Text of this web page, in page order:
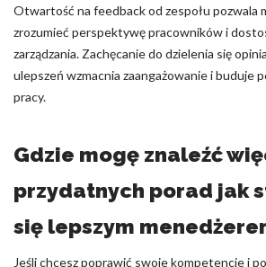
Otwartość na feedback od zespołu pozwala
zrozumieć perspektywę pracowników i
zarządzania. Zachęcanie do dzielenia się
ulepszeń wzmacnia zaangażowanie i buduje
pracy.
Gdzie mogę znaleźć
przydatnych porad jak
się lepszym
Jeśli chcesz poprawić swoje kompetencje i